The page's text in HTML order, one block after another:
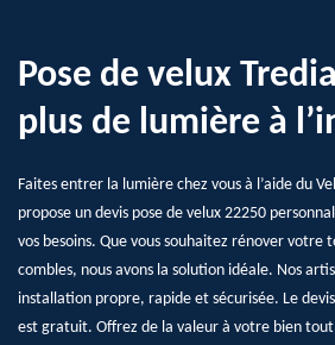
Pose de velux
plus de lumière à
Faites entrer la lumière chez vous à l’aide du
propose un devis pose de velux 22250
vos besoins. Que vous souhaitez rénover votre
combles, nous avons la solution idéale. Nos
installation propre, rapide et sécurisée. Le
est gratuit. Offrez de la valeur à votre bien